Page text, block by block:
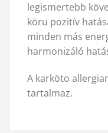
legismertebb
köru pozitív
minden más
harmonizáló
A karköto
tartalmaz.